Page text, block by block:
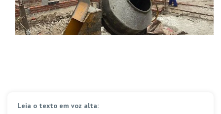
Leia o texto em voz alta: